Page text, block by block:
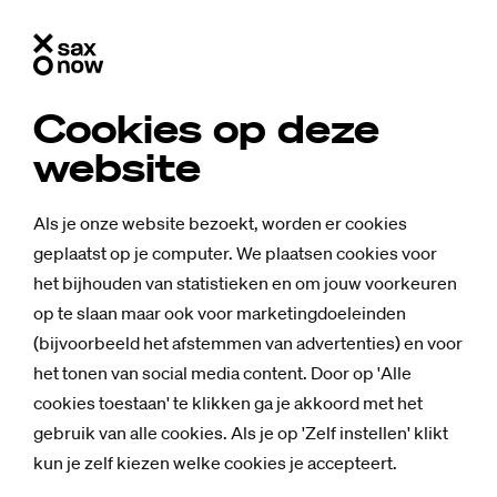
Cookies op deze
website
Als je onze website bezoekt, worden er cookies
geplaatst op je computer. We plaatsen cookies voor
het bijhouden van statistieken en om jouw voorkeuren
op te slaan maar ook voor marketingdoeleinden
(bijvoorbeeld het afstemmen van advertenties) en voor
het tonen van social media content. Door op 'Alle
cookies toestaan' te klikken ga je akkoord met het
gebruik van alle cookies. Als je op 'Zelf instellen' klikt
kun je zelf kiezen welke cookies je accepteert.